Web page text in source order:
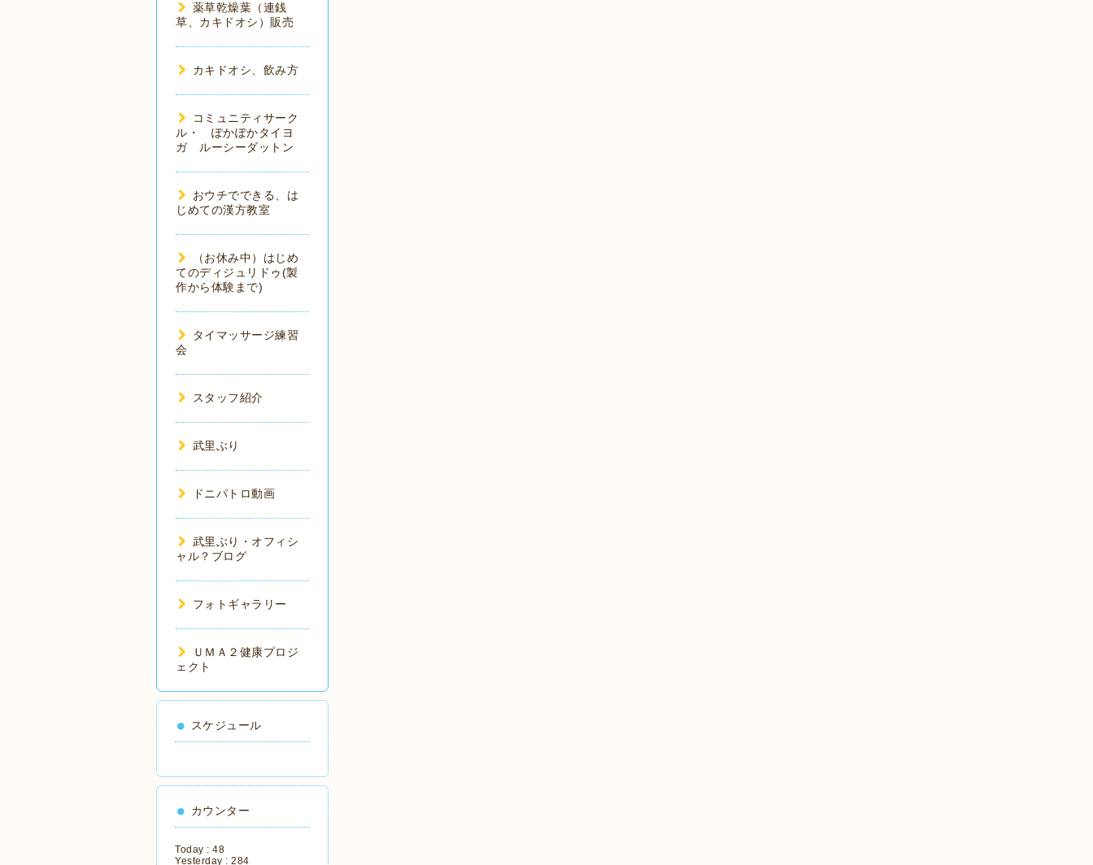
薬草乾燥葉（連銭
草、カキドオシ）販売
カキドオシ、飲み方
コミュニティサーク
ル・ ぽかぽかタイヨ
ガ ルーシーダットン
おウチでできる、は
じめての漢方教室
（お休み中）はじめ
てのディジュリドゥ(製
作から体験まで)
タイマッサージ練習
会
スタッフ紹介
武里ぶり
ドニパトロ動画
武里ぶり・オフィシ
ャル？ブログ
フォトギャラリー
ＵＭＡ２健康プロジ
ェクト
スケジュール
カウンター
Today : 48
Yesterday : 284